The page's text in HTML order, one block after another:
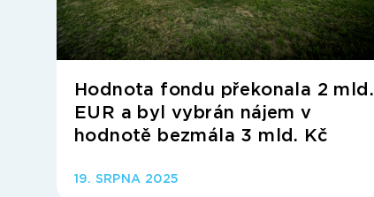
Hodnota fondu překonala 2 mld.
EUR a byl vybrán nájem v
hodnotě bezmála 3 mld. Kč
19. SRPNA 2025